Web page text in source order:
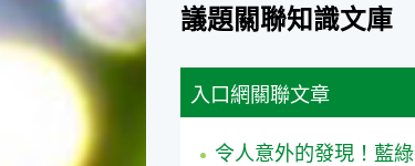
議題關聯知識文庫
入口網關聯文章
令人意外的發現！藍綠